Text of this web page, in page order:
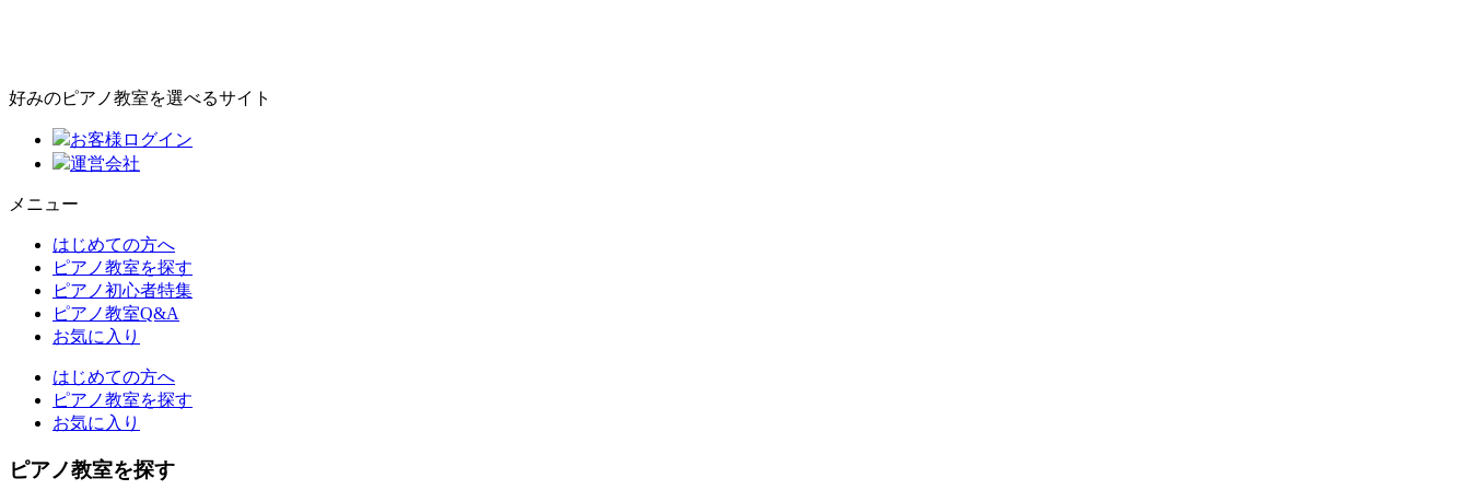
好みのピアノ教室を選べるサイト
お客様ログイン
運営会社
メニュー
はじめての方へ
ピアノ教室を探す
ピアノ初心者特集
ピアノ教室Q&A
お気に入り
はじめての方へ
ピアノ教室を探す
お気に入り
ピアノ教室を探す